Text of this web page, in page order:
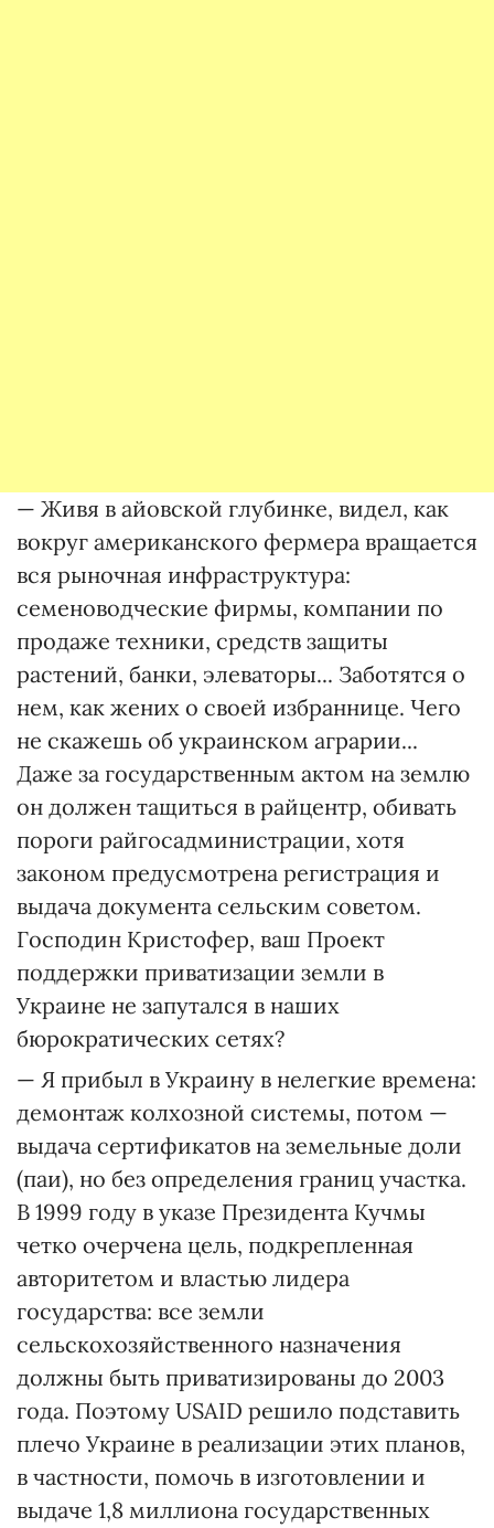
— Живя в айовской глубинке, видел, как
вокруг американского фермера вращается
вся рыночная инфраструктура:
семеноводческие фирмы, компании по
продаже техники, средств защиты
растений, банки, элеваторы... Заботятся о
нем, как жених о своей избраннице. Чего
не скажешь об украинском аграрии...
Даже за государственным актом на землю
он должен тащиться в райцентр, обивать
пороги райгосадминистрации, хотя
законом предусмотрена регистрация и
выдача документа сельским советом.
Господин Кристофер, ваш Проект
поддержки приватизации земли в
Украине не запутался в наших
бюрократических сетях?
— Я прибыл в Украину в нелегкие времена:
демонтаж колхозной системы, потом —
выдача сертификатов на земельные доли
(паи), но без определения границ участка.
В 1999 году в указе Президента Кучмы
четко очерчена цель, подкрепленная
авторитетом и властью лидера
государства: все земли
сельскохозяйственного назначения
должны быть приватизированы до 2003
года. Поэтому USAID решило подставить
плечо Украине в реализации этих планов,
в частности, помочь в изготовлении и
выдаче 1,8 миллиона государственных